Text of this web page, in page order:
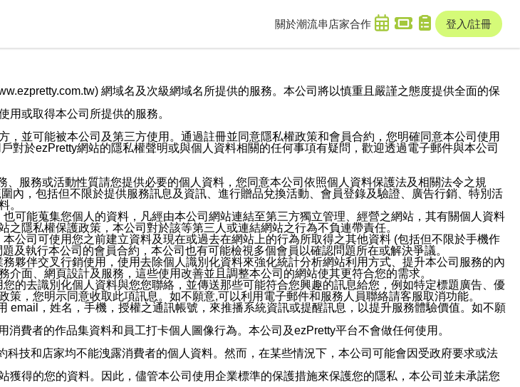
關於潮流串 店家合作 登入/註冊
網域名及次級網域名所提供的服務。本公司將以慎重且嚴謹之態度提供全面的保
或取得本公司所提供的服務。
並可能被本公司及第三方使用。通過註冊並同意隱私權政策和會員合約，您明確同意本公司使用
於ezPretty網站的隱私權聲明或與個人資料相關的任何事項有疑問，歡迎透過電子郵件與本公司
服務或活動性質請您提供必要的個人資料，您同意本公司依照個人資料保護法及相關法令之規
內，包括但不限於提供服務訊息及資訊、進行贈品兌換活動、會員登錄及驗證、廣告行銷、特別活
。
可能蒐集您個人的資料，凡經由本公司網站連結至第三方獨立管理、經營之網站，其有關個人資料
隱私權保護政策，本公司對於該等第三人或連結網站之行為不負連帶責任。
公司可使用您之前建立資料及現在或過去在網站上的行為所取得之其他資料 (包括但不限於手機作
執行本公司的會員合約，本公司也有可能檢視多個會員以確認問題所在或解決爭議。
夥伴交叉行銷使用，使用去除個人識別化資料來強化統計分析網站利用方式、提升本公司服務的內
面、網頁設計及服務，這些使用改善並且調整本公司的網站使其更符合您的需求。
的去識別化個人資料與您您聯絡，並傳送那些可能符合您興趣的訊息給您，例如特定標題廣告、優
，您明示同意收取此項訊息。如不願意,可以利用電子郵件和服務人員聯絡請客服取消功能。
，姓名，手機，授權之通訊帳號，來推播系統資訊或提醒訊息，以提升服務體驗價值。如不願
費者的作品集資料和員工打卡個人圖像行為。本公司及ezPretty平台不會做任何使用。
技和店家均不能洩露消費者的個人資料。然而，在某些情況下，本公司可能會因受政府要求或法
得的您的資料。因此，儘管本公司使用企業標準的保護措施來保護您的隱私，本公司並未承諾您